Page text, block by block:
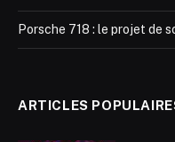
Porsche 718 : le projet de
ARTICLES